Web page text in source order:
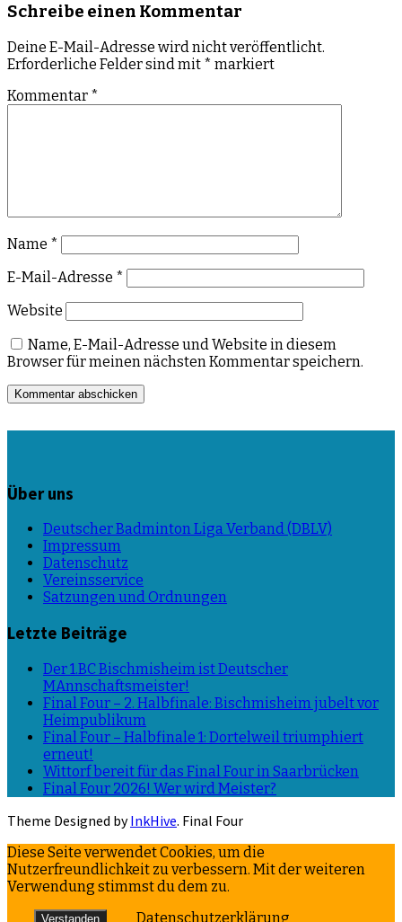
Schreibe einen Kommentar
Deine E-Mail-Adresse wird nicht veröffentlicht.
Erforderliche Felder sind mit * markiert
Kommentar *
Name *
E-Mail-Adresse *
Website
Name, E-Mail-Adresse und Website in diesem
Browser für meinen nächsten Kommentar speichern.
Über uns
Deutscher Badminton Liga Verband (DBLV)
Impressum
Datenschutz
Vereinsservice
Satzungen und Ordnungen
Letzte Beiträge
Der 1.BC Bischmisheim ist Deutscher
MAnnschaftsmeister!
Final Four – 2. Halbfinale: Bischmisheim jubelt vor
Heimpublikum
Final Four – Halbfinale 1: Dortelweil triumphiert
erneut!
Wittorf bereit für das Final Four in Saarbrücken
Final Four 2026! Wer wird Meister?
Theme Designed byInkHive. Final Four
Diese Seite verwendet Cookies, um die
Nutzerfreundlichkeit zu verbessern. Mit der weiteren
Verwendung stimmst du dem zu.
Verstanden Datenschutzerklärung